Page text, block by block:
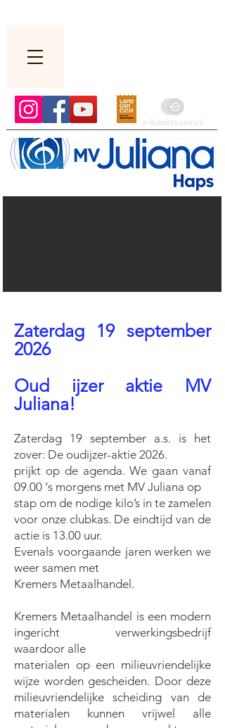
Zaterdag 19 september
2026
Oud ijzer aktie MV
Juliana!
Zaterdag 19 september a.s. is het
zover: De oudijzer-aktie 2026.
prijkt op de agenda. We gaan vanaf
09.00 ‘s morgens met MV Juliana op
stap om de nodige kilo’s in te zamelen
voor onze clubkas. De eindtijd van de
actie is 13.00 uur.
Evenals voorgaande jaren werken we
weer samen met
Kremers Metaalhandel.
Kremers Metaalhandel is een modern
ingericht verwerkingsbedrijf
waardoor alle
materialen op een milieuvriendelijke
wijze worden gescheiden. Door deze
milieuvriendelijke scheiding van de
materialen kunnen vrijwel alle